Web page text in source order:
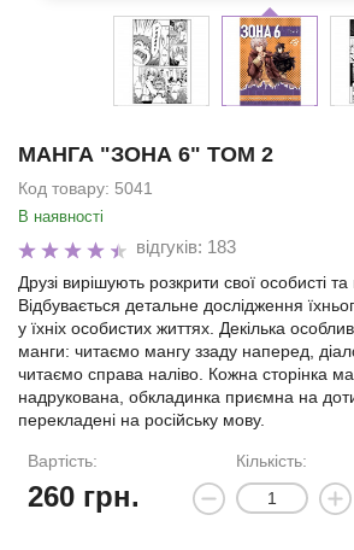
МАНГА "ЗОНА 6" ТОМ 2
Код товару: 5041
В наявності
відгуків: 183
Друзі вирішують розкрити свої особисті та
Відбувається детальне дослідження
у їхніх особистих життях. Декілька
манги: читаємо мангу ззаду наперед,
читаємо справа наліво. Кожна сторінка
надрукована, обкладинка приємна на
перекладені на російську мову.
Вартість:
260грн.
Кількість: